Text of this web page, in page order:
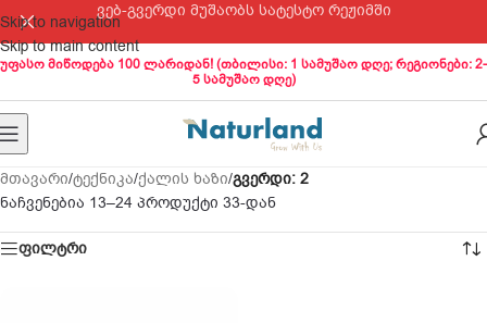
Skip to navigation
Skip to main content
ვებ-გვერდი მუშაობს სატესტო რეჟიმში
უფასო მიწოდება 100 ლარიდან! (თბილისი: 1 სამუშაო დღე; რეგიონები: 2-
5 სამუშაო დღე)
მთავარი/ტექნიკა/ქალის ხაზი/გვერდი: 3
ნაჩვენებია 25–33 პროდუქტი 33-დან
ფილტრი